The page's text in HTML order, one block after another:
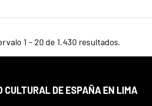
1 - 20 de 1.430 resultados.
CULTURAL DE ESPAÑA EN LIMA